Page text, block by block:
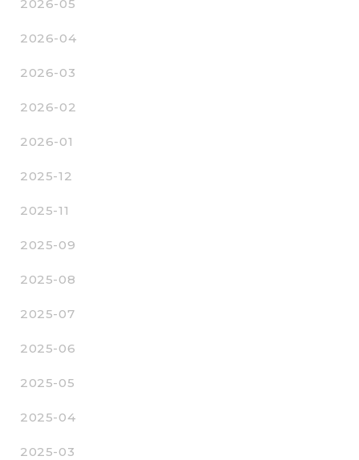
2026-05
2026-04
2026-03
2026-02
2026-01
2025-12
2025-11
2025-09
2025-08
2025-07
2025-06
2025-05
2025-04
2025-03